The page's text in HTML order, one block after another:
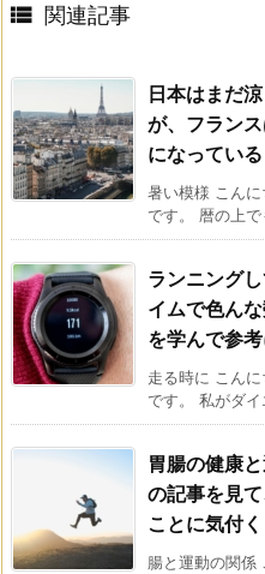
 関連記事
日本はまだ
が、フラン
になってい
暑い模様 こん
です。 暦の上
ランニング
イムで色ん
を学んで参
走る時に こん
です。 私がダ
胃腸の健康
の記事を見
ことに気付く
腸と運動の関係